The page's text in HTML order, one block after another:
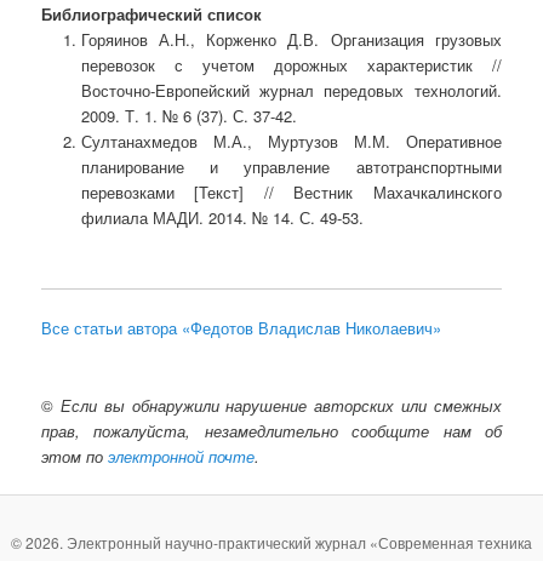
Библиографический список
Горяинов А.Н., Корженко Д.В. Организация грузовых
перевозок с учетом дорожных характеристик //
Восточно-Европейский журнал передовых технологий.
2009. Т. 1. № 6 (37). С. 37-42.
Султанахмедов М.А., Муртузов М.М. Оперативное
планирование и управление автотранспортными
перевозками [Текст] // Вестник Махачкалинского
филиала МАДИ. 2014. № 14. С. 49-53.
Все статьи автора «Федотов Владислав Николаевич»
© Если вы обнаружили нарушение авторских или смежных
прав, пожалуйста, незамедлительно сообщите нам об
этом поэлектронной почте.
© 2026. Электронный научно-практический журнал «Современная техника